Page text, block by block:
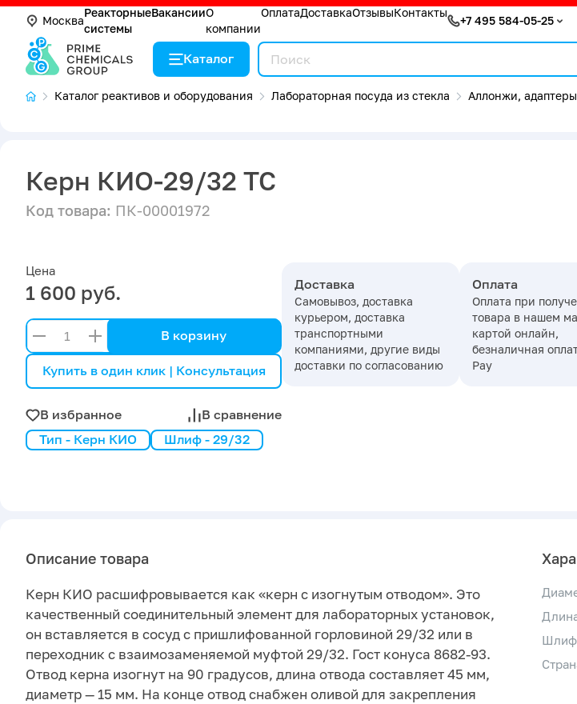
Москва
Реакторные
системы
ВакансииО
компании
ОплатаДоставкаОтзывыКонтакты
+7 495 584-05-25
Каталог
Каталог реактивов и оборудования
Лабораторная посуда из стекла Аллонжи,
Керн КИО-29/32 ТС
Код товара: ПК-00001972
Цена
1 600 руб.
В корзину
Купить в один клик | Консультация
В избранное В сравнение
Доставка
Самовывоз, доставка
курьером, доставка
транспортными
компаниями, другие виды
доставки по согласованию
Оплата
Оплата при
товара в нашем
картой онлайн,
безналичная
Pay
Тип - Керн КИО Шлиф - 29/32
Описание товара
Керн КИО расшифровывается как «керн с изогнутым отводом». Это
качественный соединительный элемент для лабораторных установок,
он вставляется в сосуд с пришлифованной горловиной 29/32 или в
переходник с взаимозаменяемой муфтой 29/32. Гост конуса 8682-93.
Отвод керна изогнут на 90 градусов, длина отвода составляет 45 мм,
диаметр — 15 мм. На конце отвод снабжен оливой для закрепления
Шлиф